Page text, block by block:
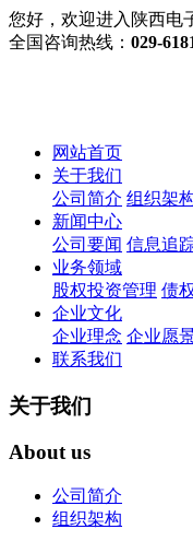
您好，欢迎进入陕西电
全国咨询热线： 029-
网站首页
关于我们
公司简介 组织架
新闻中心
公司要闻 信息追
业务领域
股权投资管理 债
企业文化
企业理念 企业愿
联系我们
关于我们
About us
公司简介
组织架构